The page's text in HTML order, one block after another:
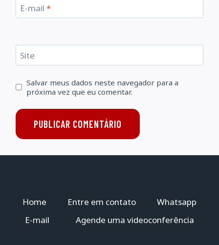
E-mail *
Site
Salvar meus dados neste navegador para a
próxima vez que eu comentar.
Home Entre em contato
Whatsapp
E-mail
Agende uma videoconferência